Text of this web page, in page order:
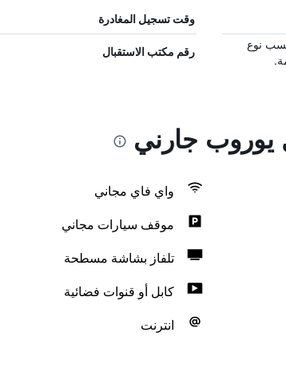
وقت تسجيل المغادرة
نوع
رقم مكتب الاستقبال
يوروب جارني
واي فاي مجاني
موقف سيارات مجاني
تلفاز بشاشة مسطحة
كابل أو قنوات فضائية
انترنت